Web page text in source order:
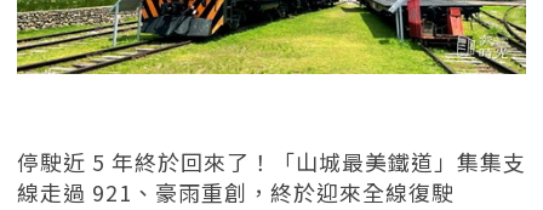
停駛近 5 年終於回來了！「山城最美鐵道」集集支
線走過 921、豪雨重創，終於迎來全線復駛